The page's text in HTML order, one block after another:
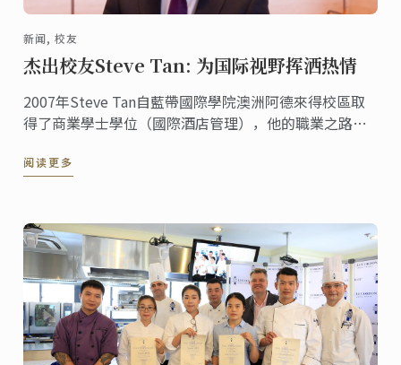
新闻, 校友
杰出校友Steve Tan: 为国际视野挥洒热情
2007年Steve Tan自藍帶國際學院澳洲阿德來得校區取
得了商業學士學位（國際酒店管理），他的職業之路專
成為前臺的管理經裡。
阅读更多